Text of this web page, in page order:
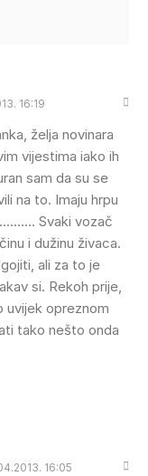
16:19
želja novinara
vijestima iako ih
sam da su se
na to. Imaju hrpu
Svaki vozač
i dužinu živaca.
ali za to je
si. Rekoh prije,
uvijek opreznom
tako nešto onda
16:05